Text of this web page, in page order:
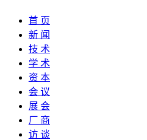
首 页
新 闻
技 术
学 术
资 本
会 议
展 会
厂 商
访 谈